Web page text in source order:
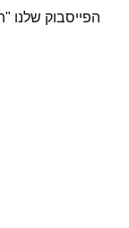
הפייסבוק שלנו